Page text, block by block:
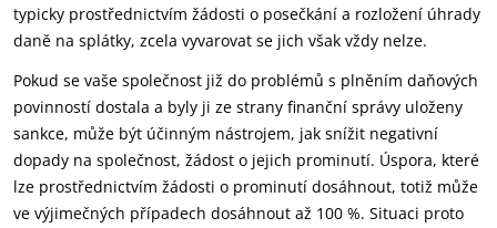
typicky prostřednictvím žádosti o posečkání a rozložení úhrady
daně na splátky, zcela vyvarovat se jich však vždy nelze.
Pokud se vaše společnost již do problémů s plněním daňových
povinností dostala a byly ji ze strany finanční správy uloženy
sankce, může být účinným nástrojem, jak snížit negativní
dopady na společnost, žádost o jejich prominutí. Úspora, které
lze prostřednictvím žádosti o prominutí dosáhnout, totiž může
ve výjimečných případech dosáhnout až 100 %. Situaci proto